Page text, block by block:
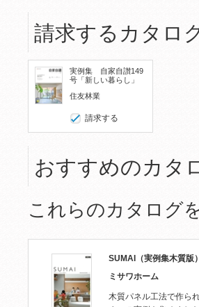
請求するカタロ
実例集 自家自讃149
号「新しい暮らし」
住友林業
請求する
おすすめのカタ
これらのカタログ
SUMAI（実例集木質版）
ミサワホーム
木質パネル工法で作ら